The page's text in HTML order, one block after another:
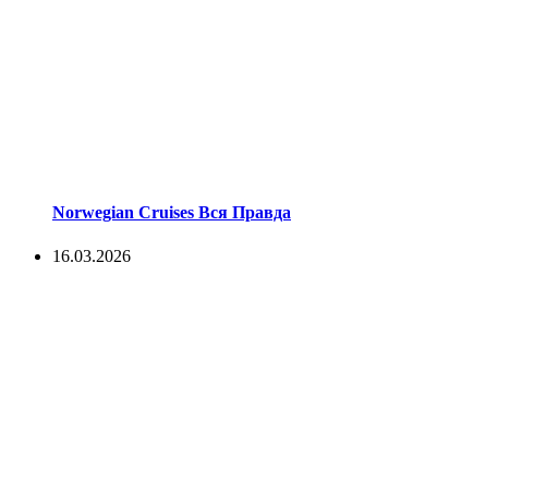
Norwegian Cruises Вся Правда
16.03.2026